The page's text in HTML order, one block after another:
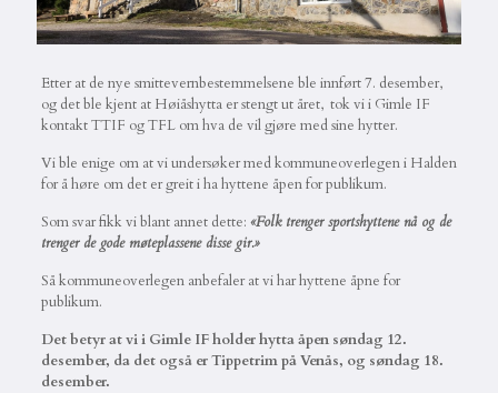
Etter at de nye smittevernbestemmelsene ble innført 7. desember,
og det ble kjent at Høiåshytta er stengt ut året, tok vi i Gimle IF
kontakt TTIF og TFL om hva de vil gjøre med sine hytter.
Vi ble enige om at vi undersøker med kommuneoverlegen i Halden
for å høre om det er greit i ha hyttene åpen for publikum.
Som svar fikk vi blant annet dette: «Folk trenger sportshyttene nå og de
trenger de gode møteplassene disse gir.»
Så kommuneoverlegen anbefaler at vi har hyttene åpne for
publikum.
Det betyr at vi i Gimle IF holder hytta åpen søndag 12.
desember, da det også er Tippetrim på Venås, og søndag 18.
desember.